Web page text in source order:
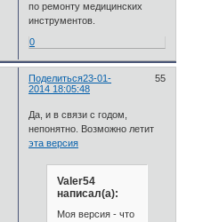
по ремонту медицинских
инструментов.
0
Поделиться 55
23-01-
2014 18:05:48
Да, и в связи с годом,
непонятно. Возможно летит
эта версия
Valer54
написал(а):
Моя версия - что